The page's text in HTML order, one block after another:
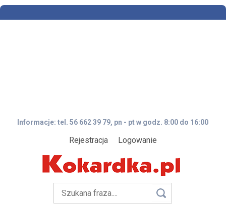
Informacje: tel. 56 662 39 79, pn - pt w godz. 8:00 do 16:00
Rejestracja Logowanie